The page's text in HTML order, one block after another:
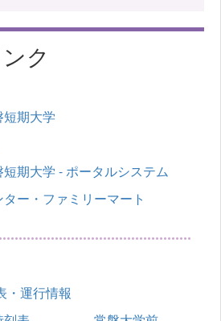
ク
期大学
期大学 - ポータルシステム
ー・ファミリーマート
・運行情報